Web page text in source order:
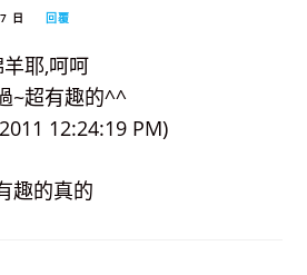
日 回覆
耶,呵呵
~超有趣的^^
12:24:19 PM)
趣的真的